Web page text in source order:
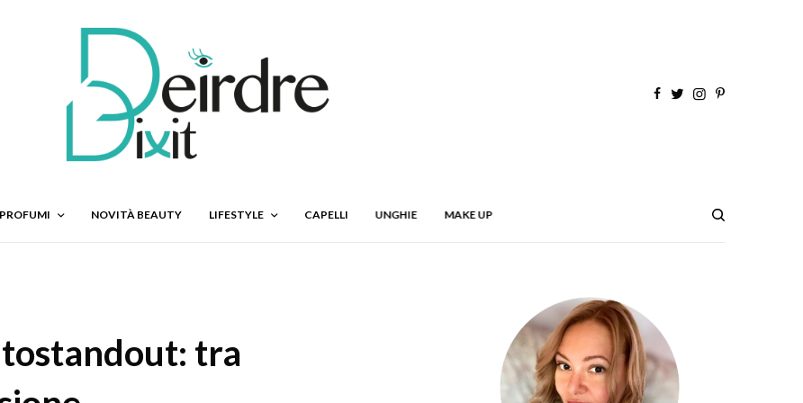
PROFUMI NOVITÀ BEAUTY LIFESTYLE CAPELLI UNGHIE MAKE UP
tra